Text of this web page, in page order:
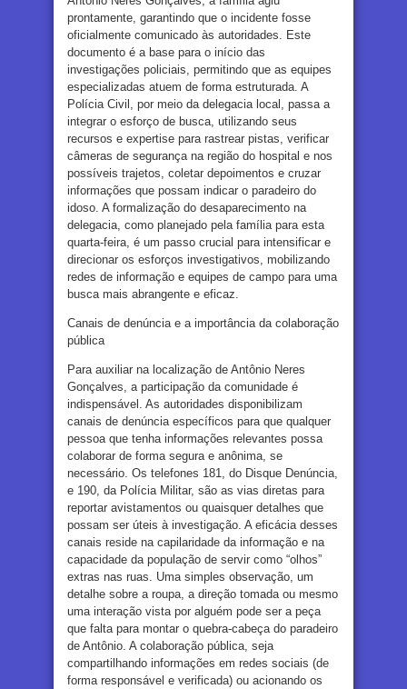
prontamente, garantindo que o incidente fosse
oficialmente comunicado às autoridades. Este
documento é a base para o início das
investigações policiais, permitindo que as equipes
especializadas atuem de forma estruturada. A
Polícia Civil, por meio da delegacia local, passa a
integrar o esforço de busca, utilizando seus
recursos e expertise para rastrear pistas, verificar
câmeras de segurança na região do hospital e nos
possíveis trajetos, coletar depoimentos e cruzar
informações que possam indicar o paradeiro do
idoso. A formalização do desaparecimento na
delegacia, como planejado pela família para esta
quarta-feira, é um passo crucial para intensificar e
direcionar os esforços investigativos, mobilizando
redes de informação e equipes de campo para uma
busca mais abrangente e eficaz.
Canais de denúncia e a importância da colaboração
pública
Para auxiliar na localização de Antônio Neres
Gonçalves, a participação da comunidade é
indispensável. As autoridades disponibilizam
canais de denúncia específicos para que qualquer
pessoa que tenha informações relevantes possa
colaborar de forma segura e anônima, se
necessário. Os telefones 181, do Disque Denúncia,
e 190, da Polícia Militar, são as vias diretas para
reportar avistamentos ou quaisquer detalhes que
possam ser úteis à investigação. A eficácia desses
canais reside na capilaridade da informação e na
capacidade da população de servir como “olhos”
extras nas ruas. Uma simples observação, um
detalhe sobre a roupa, a direção tomada ou mesmo
uma interação vista por alguém pode ser a peça
que falta para montar o quebra-cabeça do paradeiro
de Antônio. A colaboração pública, seja
compartilhando informações em redes sociais (de
forma responsável e verificada) ou acionando os